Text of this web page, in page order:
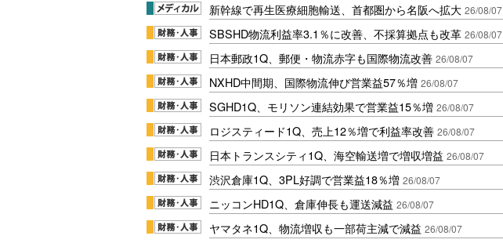
新幹線で再生医療細胞輸送、首都圏から名阪へ拡大 26/08/07
SBSHD物流利益率3.1％に改善、不採算拠点も改革 26/08/07
日本郵政1Q、郵便・物流赤字も国際物流改善 26/08/07
NXHD中間期、国際物流伸び営業益57％増 26/08/07
SGHD1Q、モリソン連結効果で営業益15％増 26/08/07
ロジスティード1Q、売上12％増で利益率改善 26/08/07
日本トランスシティ1Q、海空輸送増で増収増益 26/08/07
渋沢倉庫1Q、3PL好調で営業益18％増 26/08/07
ニッコンHD1Q、倉庫伸長も運送減益 26/08/07
ヤマタネ1Q、物流増収も一部荷主減で減益 26/08/07